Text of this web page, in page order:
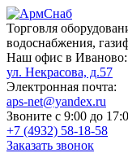
Торговля
водоснабжения,
Наш офис в Иваново:
ул. Некрасова, д.57
Электронная почта:
aps-net@yandex.ru
Звоните с 9:00 до
+7 (4932) 58-18-58
Заказать звонок